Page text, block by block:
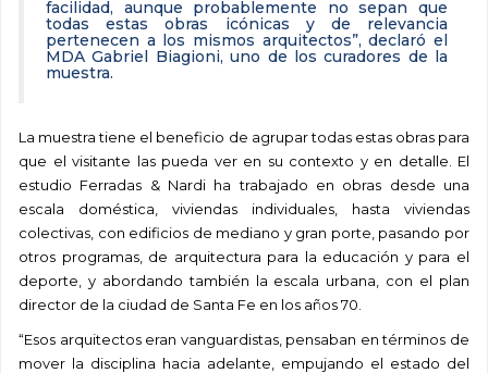
facilidad, aunque probablemente no sepan que
todas estas obras icónicas y de relevancia
pertenecen a los mismos arquitectos”, declaró el
MDA Gabriel Biagioni, uno de los curadores de la
muestra.
La muestra tiene el beneficio de agrupar todas estas obras para
que el visitante las pueda ver en su contexto y en detalle. El
estudio Ferradas & Nardi ha trabajado en obras desde una
escala doméstica, viviendas individuales, hasta viviendas
colectivas, con edificios de mediano y gran porte, pasando por
otros programas, de arquitectura para la educación y para el
deporte, y abordando también la escala urbana, con el plan
director de la ciudad de Santa Fe en los años 70.
“Esos arquitectos eran vanguardistas, pensaban en términos de
mover la disciplina hacia adelante, empujando el estado del